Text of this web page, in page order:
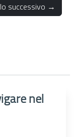
successivo →
nel